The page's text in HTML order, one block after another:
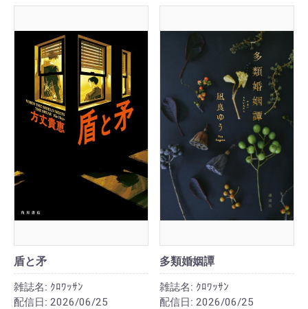
盾と矛
雑誌名: ｸﾛﾜｯｻﾝ
配信日: 2026/06/25
多類婚姻譚
雑誌名: ｸﾛﾜｯｻﾝ
配信日: 2026/06/25